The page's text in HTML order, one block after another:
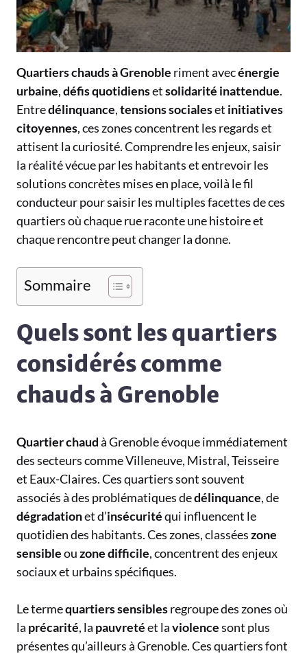
Quartiers chauds à Grenoble riment avecénergie
urbaine,défis quotidiensetsolidarité inattendue.
Entredélinquance,tensions socialeset initiatives
citoyennes, ces zones concentrent les regards et
attisent la curiosité. Comprendre les enjeux, saisir
la réalité vécue par les habitants et entrevoir les
solutions concrètes mises en place, voilà le fil
conducteur pour saisir les multiples facettes de ces
quartiers où chaque rue raconte une histoire et
chaque rencontre peut changer la donne.
Sommaire
Quels sont les quartiers
considérés comme
chauds à Grenoble
Quartier chaudà Grenoble évoque immédiatement
des secteurs comme Villeneuve, Mistral, Teisseire
et Eaux-Claires. Ces quartiers sont souvent
associés à des problématiques dedélinquance, de
dégradationet d’insécuritéqui influencent le
quotidien des habitants. Ces zones, classéeszone
sensibleouzone difficile, concentrent des enjeux
sociaux et urbains spécifiques.
Le termequartiers sensiblesregroupe des zones où
la précarité, la pauvretéet laviolencesont plus
présentes qu’ailleurs à Grenoble. Ces quartiers font